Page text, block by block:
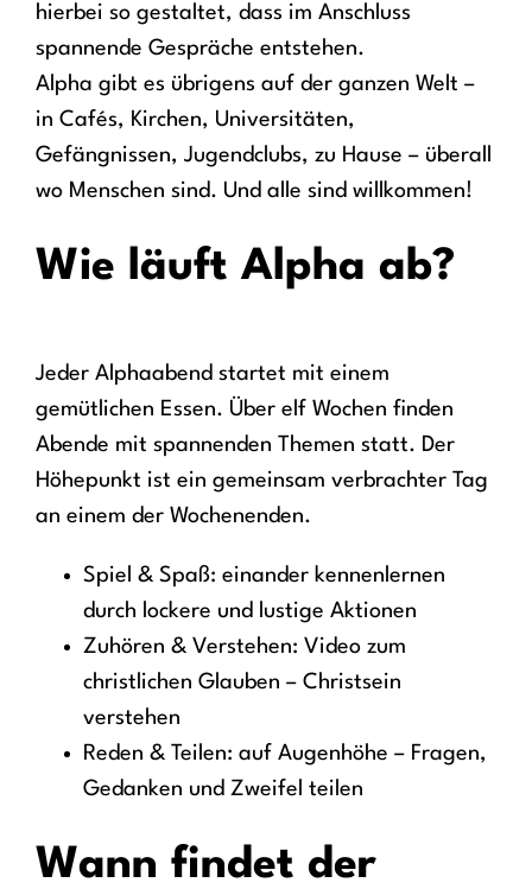
hierbei so gestaltet, dass im Anschluss
spannende Gespräche entstehen.
Alpha gibt es übrigens auf der ganzen Welt –
in Cafés, Kirchen, Universitäten,
Gefängnissen, Jugendclubs, zu Hause – überall
wo Menschen sind. Und alle sind willkommen!
Wie läuft Alpha ab?
Jeder Alphaabend startet mit einem
gemütlichen Essen. Über elf Wochen finden
Abende mit spannenden Themen statt. Der
Höhepunkt ist ein gemeinsam verbrachter Tag
an einem der Wochenenden.
Spiel & Spaß: einander kennenlernen
durch lockere und lustige Aktionen
Zuhören & Verstehen: Video zum
christlichen Glauben – Christsein
verstehen
Reden & Teilen: auf Augenhöhe – Fragen,
Gedanken und Zweifel teilen
Wann findet der